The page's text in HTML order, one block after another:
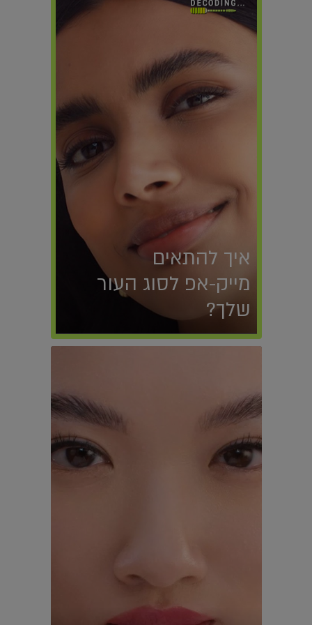
איך להתאים
מייק-אפ לסוג העור
שלך?